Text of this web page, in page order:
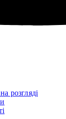
розгляді